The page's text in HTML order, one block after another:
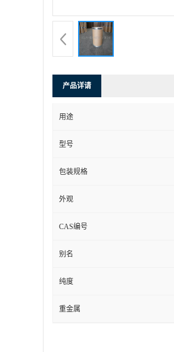
产品详请
用途
型号
包装规格
外观
CAS编号
别名
纯度
重金属